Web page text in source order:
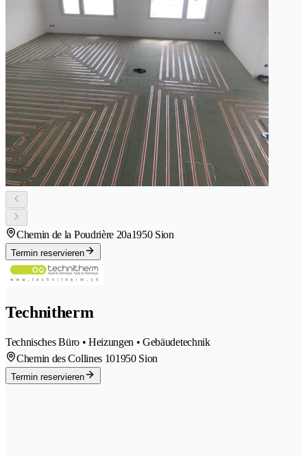
Chemin de la Poudrière 20a1950 Sion
Termin reservieren
Technitherm
Technisches Büro • Heizungen • Gebäudetechnik
Chemin des Collines 101950 Sion
Termin reservieren